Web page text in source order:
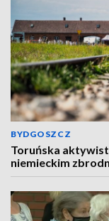
BYDGOSZCZ
Toruńska
niemieckim